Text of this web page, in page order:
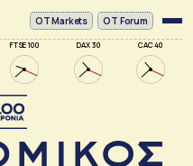
FTSE 100 DAX 30 CAC 40
ΟΤ Markets OT Forum